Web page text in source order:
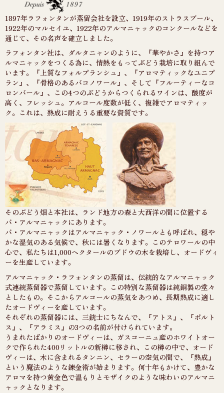
1897年ラフォンタンが蒸留会社を設立、1919年のストラスブール、
1922年のマルセイユ、1922年のアルマニャックのコンクールなどを
通じて、その名声を確立しました。
ラフォンタン社は、ダルタニャンのように、『華やかさ』を持つア
ルマニャックをつくる為に、情熱をもってぶどう栽培に取り組んで
います。『上質なフォルブランシュ』、『アロマティックなユニブ
ラン』、『骨格のあるバコノワール』、そして『フルーティーなコ
ロンバール』、この4つのぶどうからつくられるワインは、酸度が
高く、フレッシュ。アルコール度数が低く、複雑でアロマティッ
ク。これは、熟成に耐えうる重要な資質です。
そのぶどう畑と本社は、ランド地方の森と大西洋の間に位置する
バ・アルマニャックにあります。
バ・アルマニャックはアルマニャック・ノワールとも呼ばれ、穏や
かな湿気のある気候で、秋には暑くなります。このテロワールの中
心で、私たちは1,000ヘクタールのブドウの木を栽培し、オードヴィ
ーを生産しています。
アルマニャック・ラフォンタンの蒸留は、伝統的なアルマニャック
式連続蒸留器で蒸留しています。この特別な蒸留器は純銅製の堂々
としたもの。そこからアルコールの蒸気をあつめ、長期熟成に適し
たオードヴィーを産しています。
それぞれの蒸留器には、三銃士にちなんで、『アトス』、『ポルト
ス』、『アラミス』の3つの名前が付けられています。
うまれたばかりのオードヴィーは、ガスコーニュ産のホワイトオー
クで作られた400リットルの新樽に移され、この樽の中で、オード
ヴィーは、木に含まれるタンニン、セラーの空気の間で、『熟成』
という魔法のような錬金術が始まります。何十年もかけて、豊かな
アロマを持つ黄金色で温もりとモザイクのような味わいのアルマニ
ャックとなります。